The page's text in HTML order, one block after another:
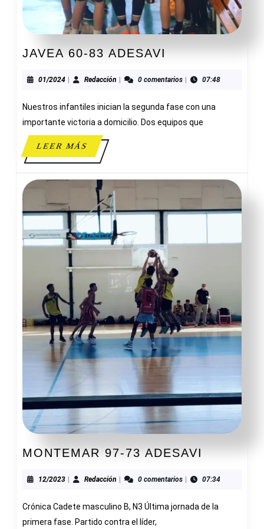
JAVEA 60-83 ADESAVI
83
01/202401/2024Redacción Redacción0 comentarios 07:48
Nuestros infantiles inician la segunda fase con una
importante victoria a domicilio. Dos equipos que
LEER MÁSLEER
MÁS
MONTEMAR 97-73 ADESAVI
73
12/202312/2023Redacción Redacción0 comentarios 07:34
Crónica Cadete masculino B, N3 Última jornada de la
primera fase. Partido contra el líder,